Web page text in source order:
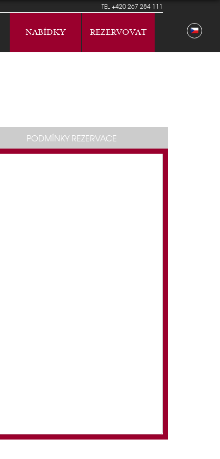
TEL+420 267 284 111
NABÍDKY REZERVOVAT
PODMÍNKY REZERVACE